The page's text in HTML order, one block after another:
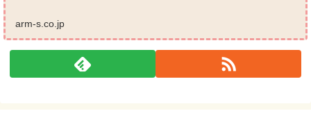
arm-s.co.jp